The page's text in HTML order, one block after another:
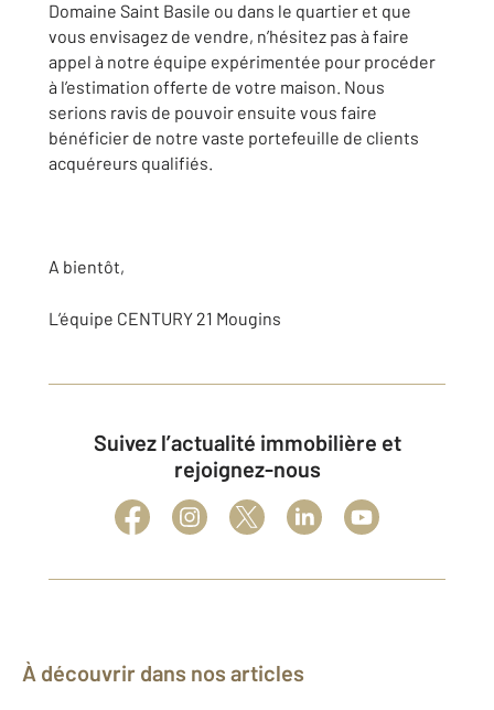
Domaine Saint Basile ou dans le quartier et que
vous envisagez de vendre, n’hésitez pas à faire
appel à notre équipe expérimentée pour procéder
à l’estimation offerte de votre maison. Nous
serions ravis de pouvoir ensuite vous faire
bénéficier de notre vaste portefeuille de clients
acquéreurs qualifiés.
A bientôt,
L’équipe CENTURY 21 Mougins
Suivez l’actualité immobilière et
rejoignez-nous
À découvrir dans nos articles